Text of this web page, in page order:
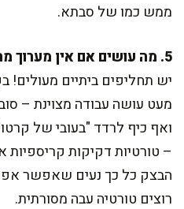
ממש כמו של סבתא.
5. מה עושים אם אין מערוך מתאים?
יש תחליפים ביתיים מעולים!
מעט עושה עבודה מצוינת –
ואף כיף לרדד "בעובי של
– טורטיות דקיקות
הבצק כל כך נעים שאפשר
רוצים טורטיה עבה מסורתית.